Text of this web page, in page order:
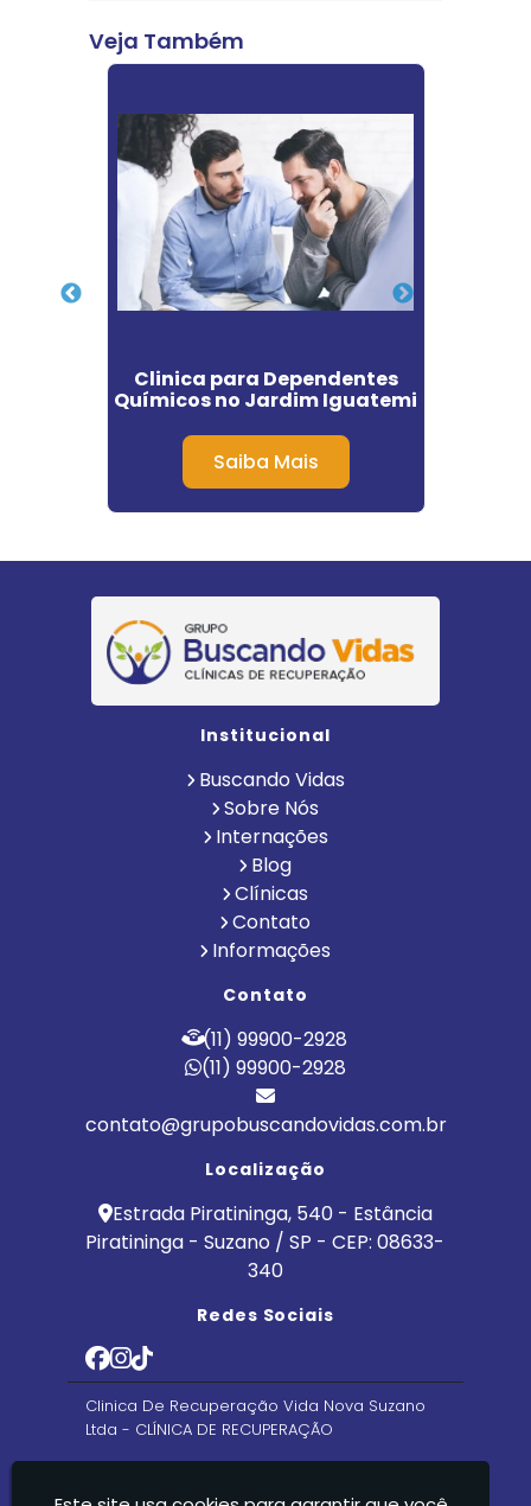
Veja Também
Clinica para Dependentes
Químicos no Jardim Iguatemi
Saiba Mais
Institucional
Buscando Vidas
Sobre Nós
Internações
Blog
Clínicas
Contato
Informações
Contato
(11) 99900-2928
(11) 99900-2928
contato@grupobuscandovidas.com.br
Localização
Estrada Piratininga, 540 - Estância
Piratininga - Suzano / SP - CEP: 08633-
340
Redes Sociais
Clinica De Recuperação Vida Nova Suzano
Ltda - CLÍNICA DE RECUPERAÇÃO